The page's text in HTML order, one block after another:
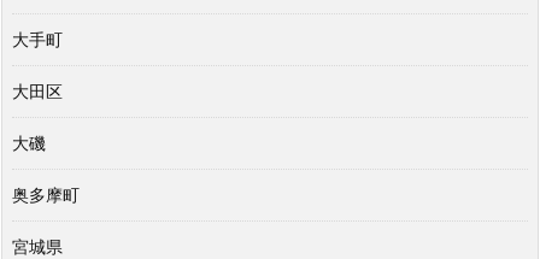
大手町
大田区
大磯
奥多摩町
宮城県